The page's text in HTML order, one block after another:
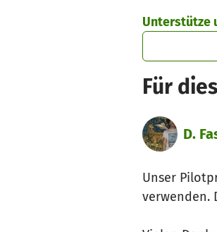
Unterstütze
Für
D.
Unser
verwenden.